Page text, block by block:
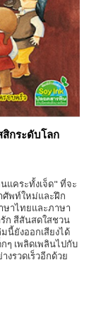
กระดับโลก
แคระทั้งเจ็ด" ที่จะ
ศัพท์ใหม่และฝึก
ษาไทยและภาษา
ก สีสันสดใสชวน
นี้ยังออกเสียงได้
ๆ เพลิดเพลินไปกับ
งรวดเร็วอีกด้วย